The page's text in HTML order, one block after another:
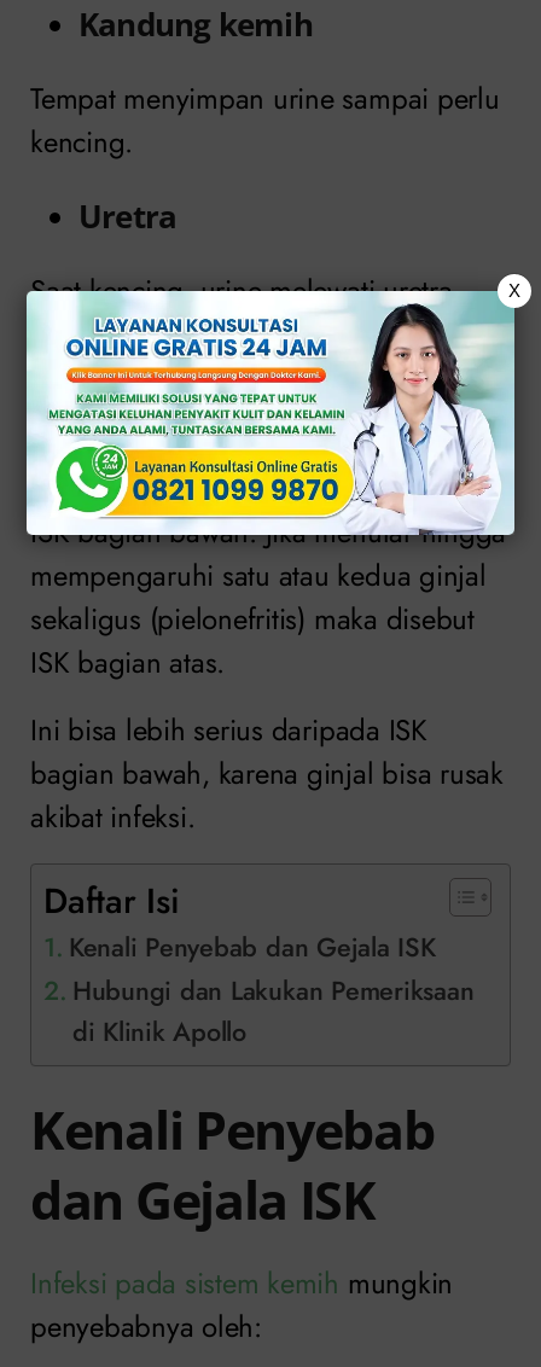
Kandung kemih
Tempat menyimpan urine sampai perlu
kencing.
Uretra
Saat kencing, urine melewati uretra
yaitu saluran pusat yang membawa
urine keluar dari tubuh.
Ketika infeksi hanya di kandung kemih
(cystitis) dan uretra (uretritis), ini disebut
ISK bagian bawah. Jika menular hingga
mempengaruhi satu atau kedua ginjal
sekaligus (pielonefritis) maka disebut
ISK bagian atas.
Ini bisa lebih serius daripada ISK
bagian bawah, karena ginjal bisa rusak
akibat infeksi.
Daftar Isi
Kenali Penyebab dan Gejala ISK
Hubungi dan Lakukan Pemeriksaan
di Klinik Apollo
Kenali Penyebab
dan Gejala ISK
Infeksi pada sistem kemih mungkin
penyebabnya oleh:
X